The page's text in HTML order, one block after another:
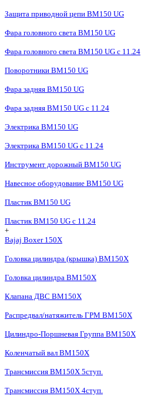
Защита приводной цепи BM150 UG
Фара головного света BM150 UG
Фара головного света BM150 UG c 11.24
Поворотники BM150 UG
Фара задняя BM150 UG
Фара задняя BM150 UG с 11.24
Электрика BM150 UG
Электрика BM150 UG c 11.24
Инструмент дорожный BM150 UG
Навесное оборудование BM150 UG
Пластик BM150 UG
Пластик BM150 UG c 11.24
+
Bajaj Boxer 150X
Головка цилиндра (крышка) BM150X
Головка цилиндра BM150X
Клапана ДВС BM150X
Распредвал/натяжитель ГРМ BM150X
Цилиндро-Поршневая Группа BM150X
Коленчатый вал BM150X
Трансмиссия BM150X 5ступ.
Трансмиссия BM150X 4ступ.